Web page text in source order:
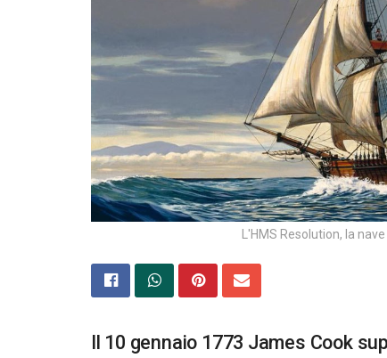
L'HMS Resolution, la
Il 10 gennaio 1773 James Cook